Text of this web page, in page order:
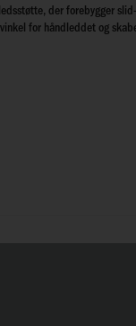
der forebygger
for håndleddet og